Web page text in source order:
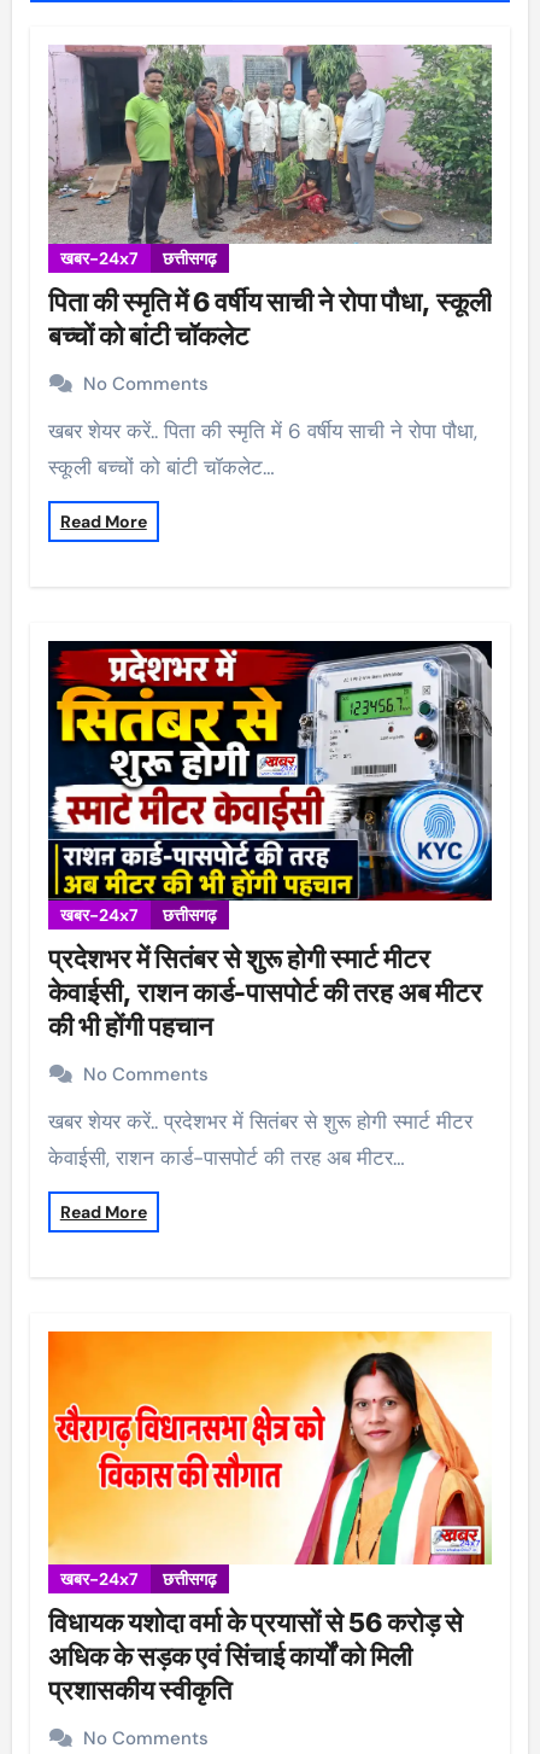
खबर-24x7 छत्तीसगढ़
पिता की स्मृति में 6 वर्षीय साची ने रोपा पौधा, स्कूली
बच्चों को बांटी चॉकलेट
No Comments
खबर शेयर करें.. पिता की स्मृति में 6 वर्षीय साची ने रोपा पौधा,
स्कूली बच्चों को बांटी चॉकलेट…
Read More
खबर-24x7 छत्तीसगढ़
प्रदेशभर में सितंबर से शुरू होगी स्मार्ट मीटर
केवाईसी, राशन कार्ड-पासपोर्ट की तरह अब मीटर
की भी होंगी पहचान
No Comments
खबर शेयर करें.. प्रदेशभर में सितंबर से शुरू होगी स्मार्ट मीटर
केवाईसी, राशन कार्ड-पासपोर्ट की तरह अब मीटर…
Read More
खबर-24x7 छत्तीसगढ़
विधायक यशोदा वर्मा के प्रयासों से 56 करोड़ से
अधिक के सड़क एवं सिंचाई कार्यों को मिली
प्रशासकीय स्वीकृति
No Comments